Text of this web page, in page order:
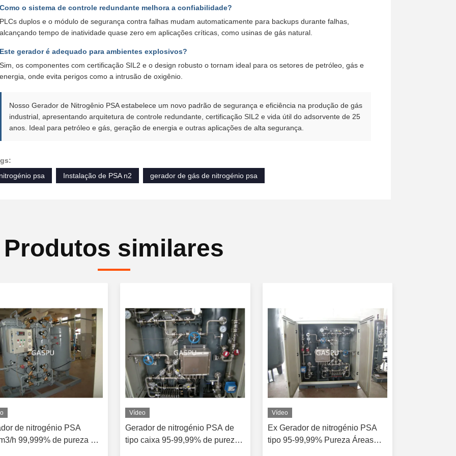
Como o sistema de controle redundante melhora a confiabilidade?
PLCs duplos e o módulo de segurança contra falhas mudam automaticamente para backups durante falhas,
alcançando tempo de inatividade quase zero em aplicações críticas, como usinas de gás natural.
Este gerador é adequado para ambientes explosivos?
Sim, os componentes com certificação SIL2 e o design robusto o tornam ideal para os setores de petróleo, gás e
energia, onde evita perigos como a intrusão de oxigênio.
Nosso Gerador de Nitrogênio PSA estabelece um novo padrão de segurança e eficiência na produção de gás
industrial, apresentando arquitetura de controle redundante, certificação SIL2 e vida útil do adsorvente de 25
anos. Ideal para petróleo e gás, geração de energia e outras aplicações de alta segurança.
psa
Instalação de PSA n2 gerador de gás de nitrogénio psa
Produtos similares
de nitrogénio PSA
h 99,999% de pureza no
Vídeo
Gerador de nitrogénio PSA de
tipo caixa 95-99,99% de pureza
Vídeo
Ex Gerador de nitrogénio PSA
tipo 95-99,99% Pureza Áreas